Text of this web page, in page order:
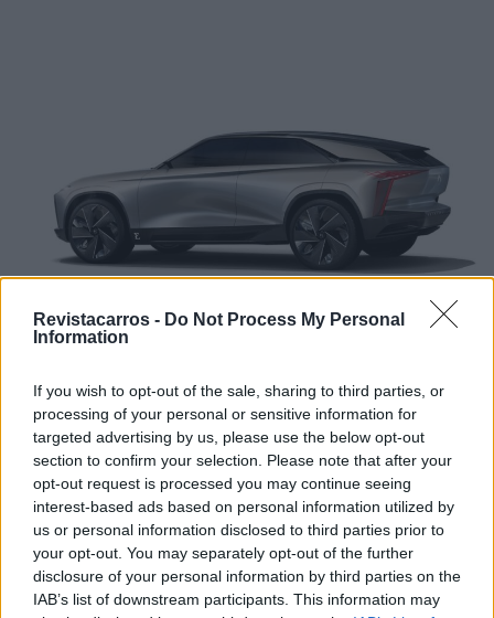
Revistacarros - Do Not Process My Personal
Information
If you wish to opt-out of the sale, sharing to third parties, or
processing of your personal or sensitive information for
targeted advertising by us, please use the below opt-out
section to confirm your selection. Please note that after your
opt-out request is processed you may continue seeing
interest-based ads based on personal information utilized by
us or personal information disclosed to third parties prior to
your opt-out. You may separately opt-out of the further
disclosure of your personal information by third parties on the
IAB’s list of downstream participants. This information may
O interior também vai ser vanguardista e
tecnologicamente avançado, quebrando o molde dos
interiores DS conhecidos até agora. Um grande passo em
frente em que a digitalização ganhará vida e o luxo será
mais proeminente. O novo DS 8, salvo surpresas, será
totalmente elétrico, uma aposta talvez tão arriscada
como a do DS 9, mas a empresa francesa está
convencida de que as suas versões com um e dois